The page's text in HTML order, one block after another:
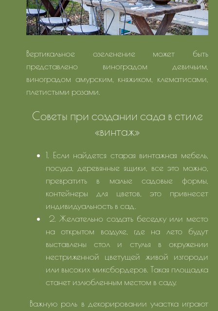
Вертикальное озеленение может быть
представлено виноградом девичьим,
виноградом амурским, княжиком, клематисами,
плетистыми розами.
Советы при создании сада в стиле
«винтаж»
1. Если найдется старая винтажная мебель,
посуда, деревянные ящики, все это можно,
превратить в малые садовые формы,
контейнеры для цветов, это привнесет
индивидуальность в сад.
2. Желательно создать беседку или место
на открытом воздухе, где на лето будут
выставлены стол и стулья в окружении
нестриженной цветущей живой изгороди
или высоких миксбордеров. Такая площадка
станет излюбленным местом в саду.
Важную роль в декорировании участка играют